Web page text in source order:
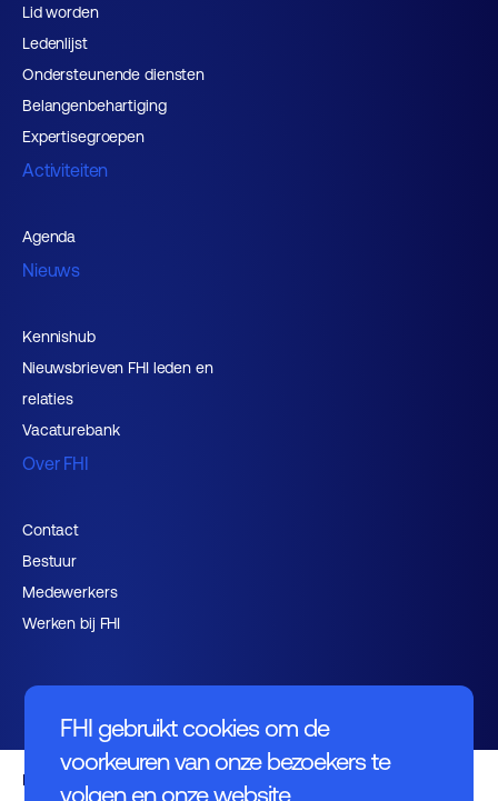
FHI gebruikt cookies om de
voorkeuren van onze bezoekers te
volgen en onze website
Lid worden
Ledenlijst
Ondersteunende diensten
Belangenbehartiging
Expertisegroepen
Activiteiten
Agenda
Nieuws
Kennishub
Nieuwsbrieven FHI leden en
relaties
Vacaturebank
Over FHI
Contact
Bestuur
Medewerkers
Werken bij FHI
Privacybeleid